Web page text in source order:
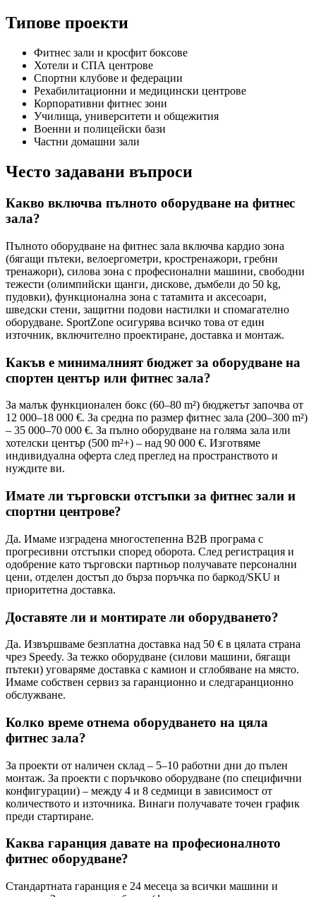
Типове проекти
Фитнес зали и кросфит боксове
Хотели и СПА центрове
Спортни клубове и федерации
Рехабилитационни и медицински центрове
Корпоративни фитнес зони
Училища, университети и общежития
Военни и полицейски бази
Частни домашни зали
Често задавани въпроси
Какво включва пълното оборудване на фитнес
зала?
Пълното оборудване на фитнес зала включва кардио зона
(бягащи пътеки, велоергометри, кростренажори, гребни
тренажори), силова зона с професионални машини, свободни
тежести (олимпийски щанги, дискове, дъмбели до 50 kg,
пудовки), функционална зона с татамита и аксесоари,
шведски стени, защитни подови настилки и спомагателно
оборудване. SportZone осигурява всичко това от един
източник, включително проектиране, доставка и монтаж.
Какъв е минималният бюджет за оборудване на
спортен център или фитнес зала?
За малък функционален бокс (60–80 m²) бюджетът започва от
12 000–18 000 €. За средна по размер фитнес зала (200–300 m²)
– 35 000–70 000 €. За пълно оборудване на голяма зала или
хотелски център (500 m²+) – над 90 000 €. Изготвяме
индивидуална оферта след преглед на пространството и
нуждите ви.
Имате ли търговски отстъпки за фитнес зали и
спортни центрове?
Да. Имаме изградена многостепенна B2B програма с
прогресивни отстъпки според оборота. След регистрация и
одобрение като търговски партньор получавате персонални
цени, отделен достъп до бърза поръчка по баркод/SKU и
приоритетна доставка.
Доставяте ли и монтирате ли оборудването?
Да. Извършваме безплатна доставка над 50 € в цялата страна
чрез Speedy. За тежко оборудване (силови машини, бягащи
пътеки) уговаряме доставка с камион и сглобяване на място.
Имаме собствен сервиз за гаранционно и следгаранционно
обслужване.
Колко време отнема оборудването на цяла
фитнес зала?
За проекти от наличен склад – 5–10 работни дни до пълен
монтаж. За проекти с поръчково оборудване (по специфични
конфигурации) – между 4 и 8 седмици в зависимост от
количеството и източника. Винаги получавате точен график
преди стартиране.
Каква гаранция давате на професионалното
фитнес оборудване?
Стандартната гаранция е 24 месеца за всички машини и